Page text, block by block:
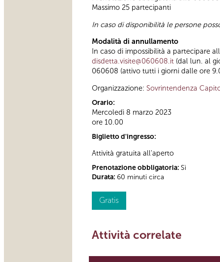
Massimo 25 partecipanti
In caso di disponibilità le persone
Modalità di annullamento
In caso di impossibilità a partecipare
disdetta.visite@060608.it (dal lun. al
060608 (attivo tutti i giorni dalle ore
Organizzazione: Sovrintendenza
Orario:
Mercoledì 8 marzo 2023
ore 10.00
Biglietto d'ingresso:
Attività gratuita all'aperto
Prenotazione obbligatoria: Sì
Durata: 60 minuti circa
Gratis
Attività correlate